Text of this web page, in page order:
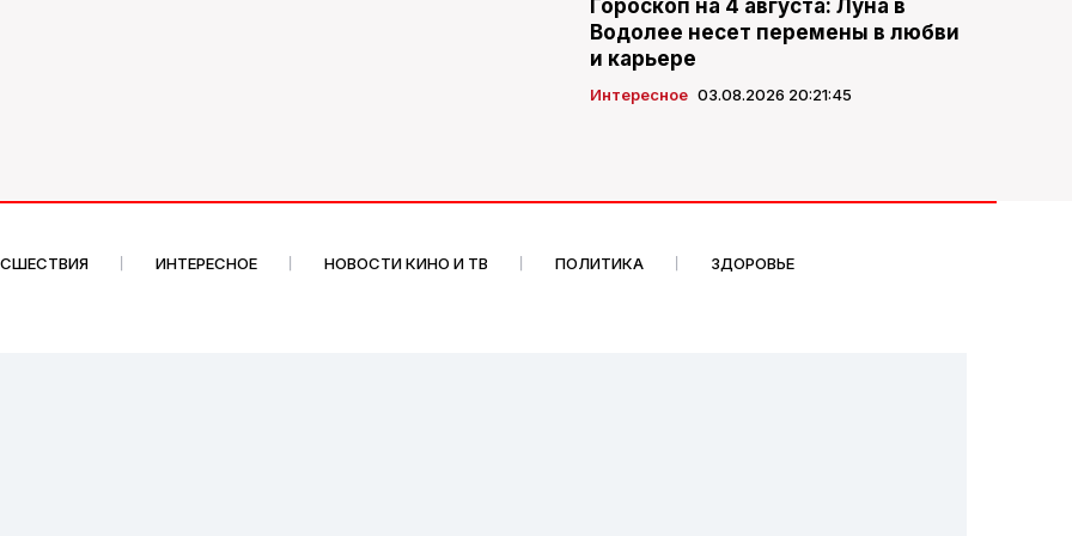
Гороскоп на 4 августа: Луна в
Водолее несет перемены в любви
и карьере
Интересное 03.08.2026 20:21:45
ИНТЕРЕСНОЕ НОВОСТИ КИНО И ТВ ПОЛИТИКА ЗДОРОВЬЕ